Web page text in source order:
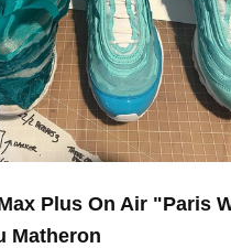
Plus On Air "Paris
Matheron